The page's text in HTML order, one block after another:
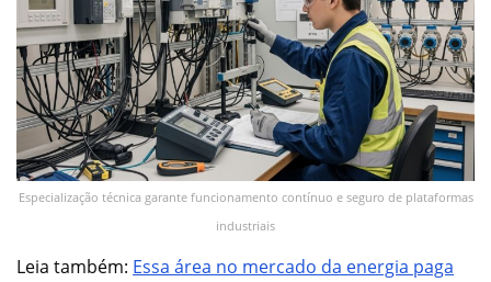
Especialização técnica garante funcionamento contínuo e seguro de plataformas
industriais
Leia também: Essa área no mercado da energia paga